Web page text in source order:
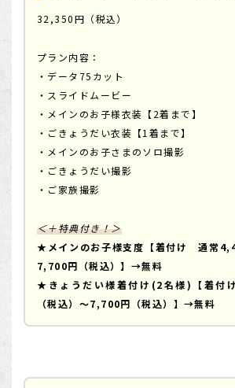
32,350円（税込）
プラン内容：
・データ75カット
・スライドムービー
・メインのお子様衣装【2着まで】
・ごきょうだい衣装【1着まで】
・メインのお子さまのソロ撮影
・ごきょうだい撮影
・ご家族撮影
＜＋特典付き！＞
★メインのお子様支度【着付け 通常
7,700円（税込）】→無料
★きょうだい様着付け(2名様)【着付
（税込）～7,700円（税込）】→無料